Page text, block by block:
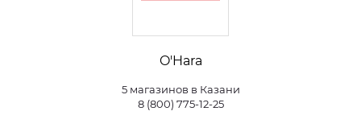
O'Hara
5 магазинов в Казани
8 (800) 775-12-25